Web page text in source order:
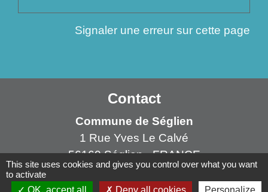
Signaler une erreur sur cette page
Contact
Commune de Séglien
1 Rue Yves Le Calvé
56160 Séglien - FRANCE
+33 2 97 28 00 66
This site uses cookies and gives you control over what you want
to activate
OK, accept all
Deny all cookies Personalize